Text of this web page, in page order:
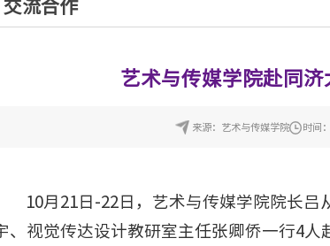
交流合作
艺术与传媒学院赴同
来源：艺术与传媒学院 时间
10月21日-22日，艺术与传媒学院院长
、视觉传达设计教研室主任张卿侨一行4